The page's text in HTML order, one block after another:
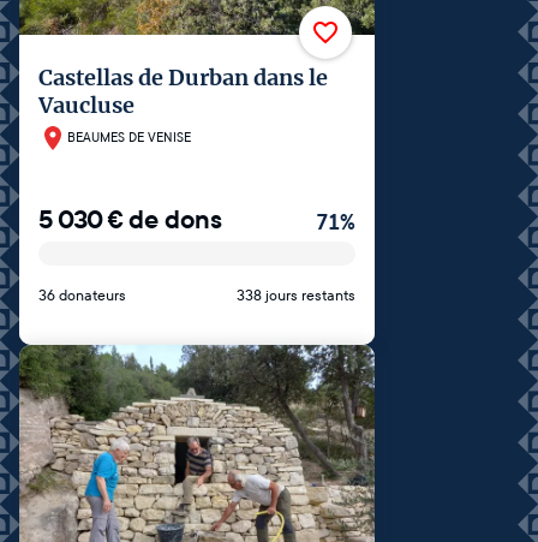
Castellas de Durban dans le
Vaucluse
BEAUMES DE VENISE
5 030€de dons 71%
36 donateurs 338 jours restants